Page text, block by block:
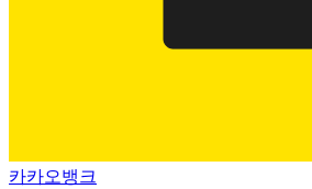
카카오뱅크